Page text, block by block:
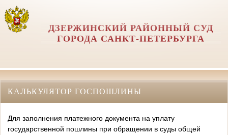
ДЗЕРЖИНСКИЙ РАЙОННЫЙ СУД
ГОРОДА САНКТ-ПЕТЕРБУРГА
КАЛЬКУЛЯТОР ГОСПОШЛИНЫ
Для заполнения платежного документа на уплату
государственной пошлины при обращении в суды общей